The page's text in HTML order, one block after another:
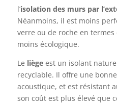
l’isolation des murs par
Néanmoins, il est moins
verre ou de roche en
moins écologique.
Le liègeest un isolant
recyclable. Il offre une
acoustique, et est résistant
son coût est plus élevé que